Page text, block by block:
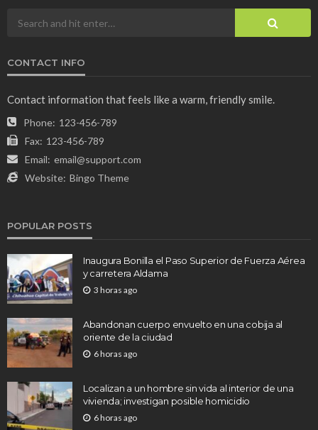
CONTACT INFO
Contact information that feels like a warm, friendly smile.
Phone: 123-456-789
Fax: 123-456-789
Email: email@support.com
Website: Bingo Theme
POPULAR POSTS
Inaugura Bonilla el Paso Superior de Fuerza Aérea
y carretera Aldama
3 horas ago
Abandonan cuerpo envuelto en una cobija al
oriente de la ciudad
6 horas ago
Localizan a un hombre sin vida al interior de una
vivienda; investigan posible homicidio
6 horas ago